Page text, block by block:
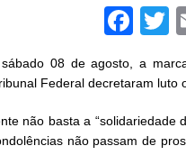
F
c
e
b
te
08 de agosto, a
Federal decretaram luto
não basta a
não passam de